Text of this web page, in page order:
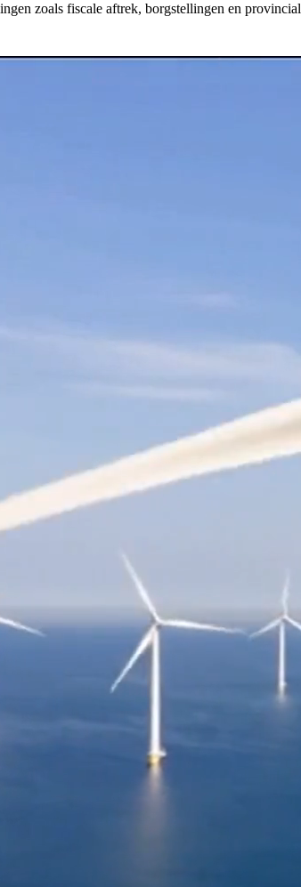
zoals fiscale aftrek, borgstellingen en